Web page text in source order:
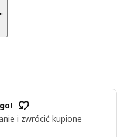
i zwrócić kupione